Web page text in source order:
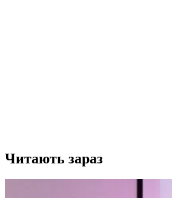
Читають зараз